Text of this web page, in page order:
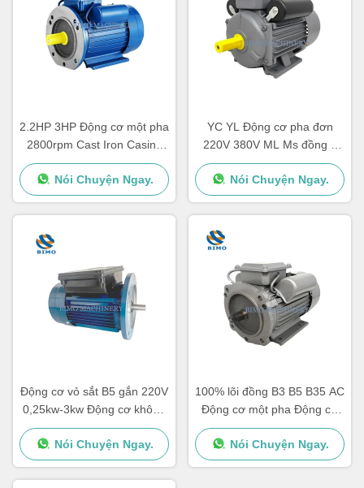
2.2HP 3HP Động cơ một pha
2800rpm Cast Iron Casing
Capacitor Start Motor CSR
Nói Chuyện Ngay.
YC YL Động cơ pha đơn
220V 380V ML Ms đồng 2
cực 4 cực 2.2kw 1.5kw
1.1kw 0.75kw 3kw
Nói Chuyện Ngay.
Động cơ vỏ sắt B5 gắn 220V
0,25kw-3kw Động cơ không
đồng bộ một pha
Nói Chuyện Ngay.
100% lõi đồng B3 B5 B35 AC
Động cơ một pha Động cơ
cảm ứng Shell sắt
Nói Chuyện Ngay.